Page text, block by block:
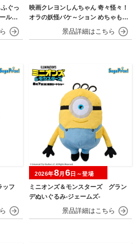
ぐっ
ル・
ル・
ル～
映画クレヨンしんちゃん 奇々怪々！
オラの妖怪バケ～ション めちゃもふ
ぐっとぬいぐるみ～おすわりポーズ
ッフ
ミニオンズ＆モンスターズ グラン
デぬいぐるみ‐ジェームズ‐
2026年8月 6 日～登場